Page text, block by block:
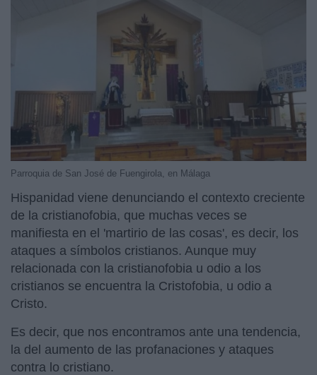
Parroquia de San José de Fuengirola, en Málaga
Hispanidad viene denunciando el contexto creciente
de la cristianofobia, que muchas veces se
manifiesta en el 'martirio de las cosas', es decir, los
ataques a símbolos cristianos. Aunque muy
relacionada con la cristianofobia u odio a los
cristianos se encuentra la Cristofobia, u odio a
Cristo.
Es decir, que nos encontramos ante una tendencia,
la del aumento de las profanaciones y ataques
contra lo cristiano.